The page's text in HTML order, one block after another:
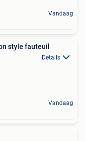
Vandaag
Barcelona Pavillion style fauteuil
Details
Vandaag